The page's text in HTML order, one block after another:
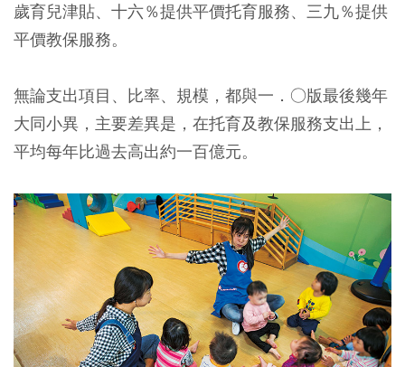
歲育兒津貼、十六％提供平價托育服務、三九％提供
平價教保服務。
無論支出項目、比率、規模，都與一．○版最後幾年
大同小異，主要差異是，在托育及教保服務支出上，
平均每年比過去高出約一百億元。